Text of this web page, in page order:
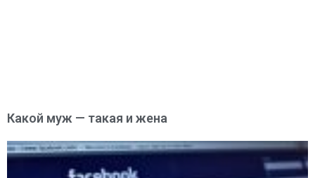
Какой муж — такая и жена